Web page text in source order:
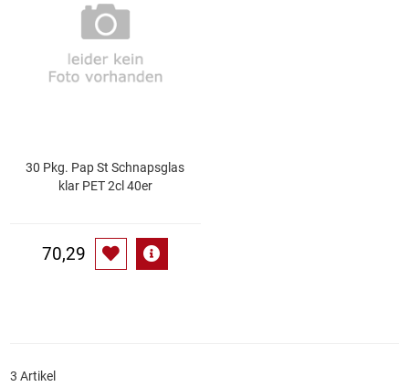
Fruchtsaft
Frühstück / süße Aufstriche
Garten
30 Pkg. Pap St Schnapsglas
klar PET 2cl 40er
70,29
3 Artikel